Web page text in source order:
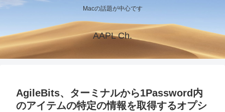
Macの話題が中心です
AAPL Ch.
AgileBits、ターミナルから1Password内
のアイテムの特定の情報を取得するオプシ